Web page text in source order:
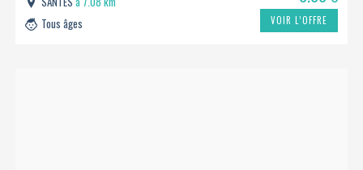
Tous âges
VOIR L’OFFRE